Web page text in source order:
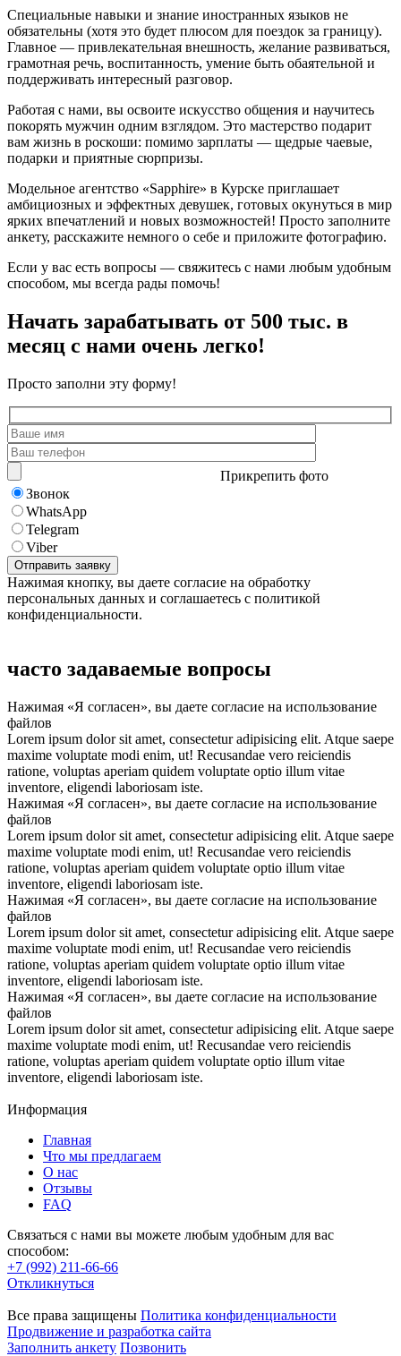
Специальные навыки и знание иностранных языков не
обязательны (хотя это будет плюсом для поездок за границу).
Главное — привлекательная внешность, желание развиваться,
грамотная речь, воспитанность, умение быть обаятельной и
поддерживать интересный разговор.
Работая с нами, вы освоите искусство общения и научитесь
покорять мужчин одним взглядом. Это мастерство подарит
вам жизнь в роскоши: помимо зарплаты — щедрые чаевые,
подарки и приятные сюрпризы.
Модельное агентство «Sapphire» в Курске приглашает
амбициозных и эффектных девушек, готовых окунуться в мир
ярких впечатлений и новых возможностей! Просто заполните
анкету, расскажите немного о себе и приложите фотографию.
Если у вас есть вопросы — свяжитесь с нами любым удобным
способом, мы всегда рады помочь!
Начать зарабатывать от 500 тыс. в
месяц с нами очень легко!
Просто заполни эту форму!
Прикрепить фото
Звонок
WhatsApp
Telegram
Viber
Нажимая кнопку, вы даете согласие на обработку
персональных данных и соглашаетесь с политикой
конфиденциальности.
часто задаваемые вопросы
Нажимая «Я согласен», вы даете согласие на использование
файлов
Lorem ipsum dolor sit amet, consectetur adipisicing elit. Atque saepe
maxime voluptate modi enim, ut! Recusandae vero reiciendis
ratione, voluptas aperiam quidem voluptate optio illum vitae
inventore, eligendi laboriosam iste.
Нажимая «Я согласен», вы даете согласие на использование
файлов
Lorem ipsum dolor sit amet, consectetur adipisicing elit. Atque saepe
maxime voluptate modi enim, ut! Recusandae vero reiciendis
ratione, voluptas aperiam quidem voluptate optio illum vitae
inventore, eligendi laboriosam iste.
Нажимая «Я согласен», вы даете согласие на использование
файлов
Lorem ipsum dolor sit amet, consectetur adipisicing elit. Atque saepe
maxime voluptate modi enim, ut! Recusandae vero reiciendis
ratione, voluptas aperiam quidem voluptate optio illum vitae
inventore, eligendi laboriosam iste.
Нажимая «Я согласен», вы даете согласие на использование
файлов
Lorem ipsum dolor sit amet, consectetur adipisicing elit. Atque saepe
maxime voluptate modi enim, ut! Recusandae vero reiciendis
ratione, voluptas aperiam quidem voluptate optio illum vitae
inventore, eligendi laboriosam iste.
Информация
Главная
Что мы предлагаем
О нас
Отзывы
FAQ
Связаться с нами вы можете любым удобным для вас
способом:
+7 (992) 211-66-66
Откликнуться
Все права защищены Политика конфиденциальности
Продвижение и разработка сайта
Заполнить анкету Позвонить